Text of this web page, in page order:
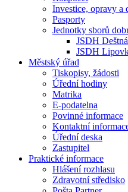
Investice, opravy a
Pasporty
Jednotky sborů
JSDH Deštná
JSDH
Městský úřad
Tiskopisy, žádosti
Úřední hodiny
Matrika
E-podatelna
Povinné informace
Kontaktní
Úřední deska
Zastupitel
Praktické informace
Hlášení rozhlasu
Zdravotní středisko